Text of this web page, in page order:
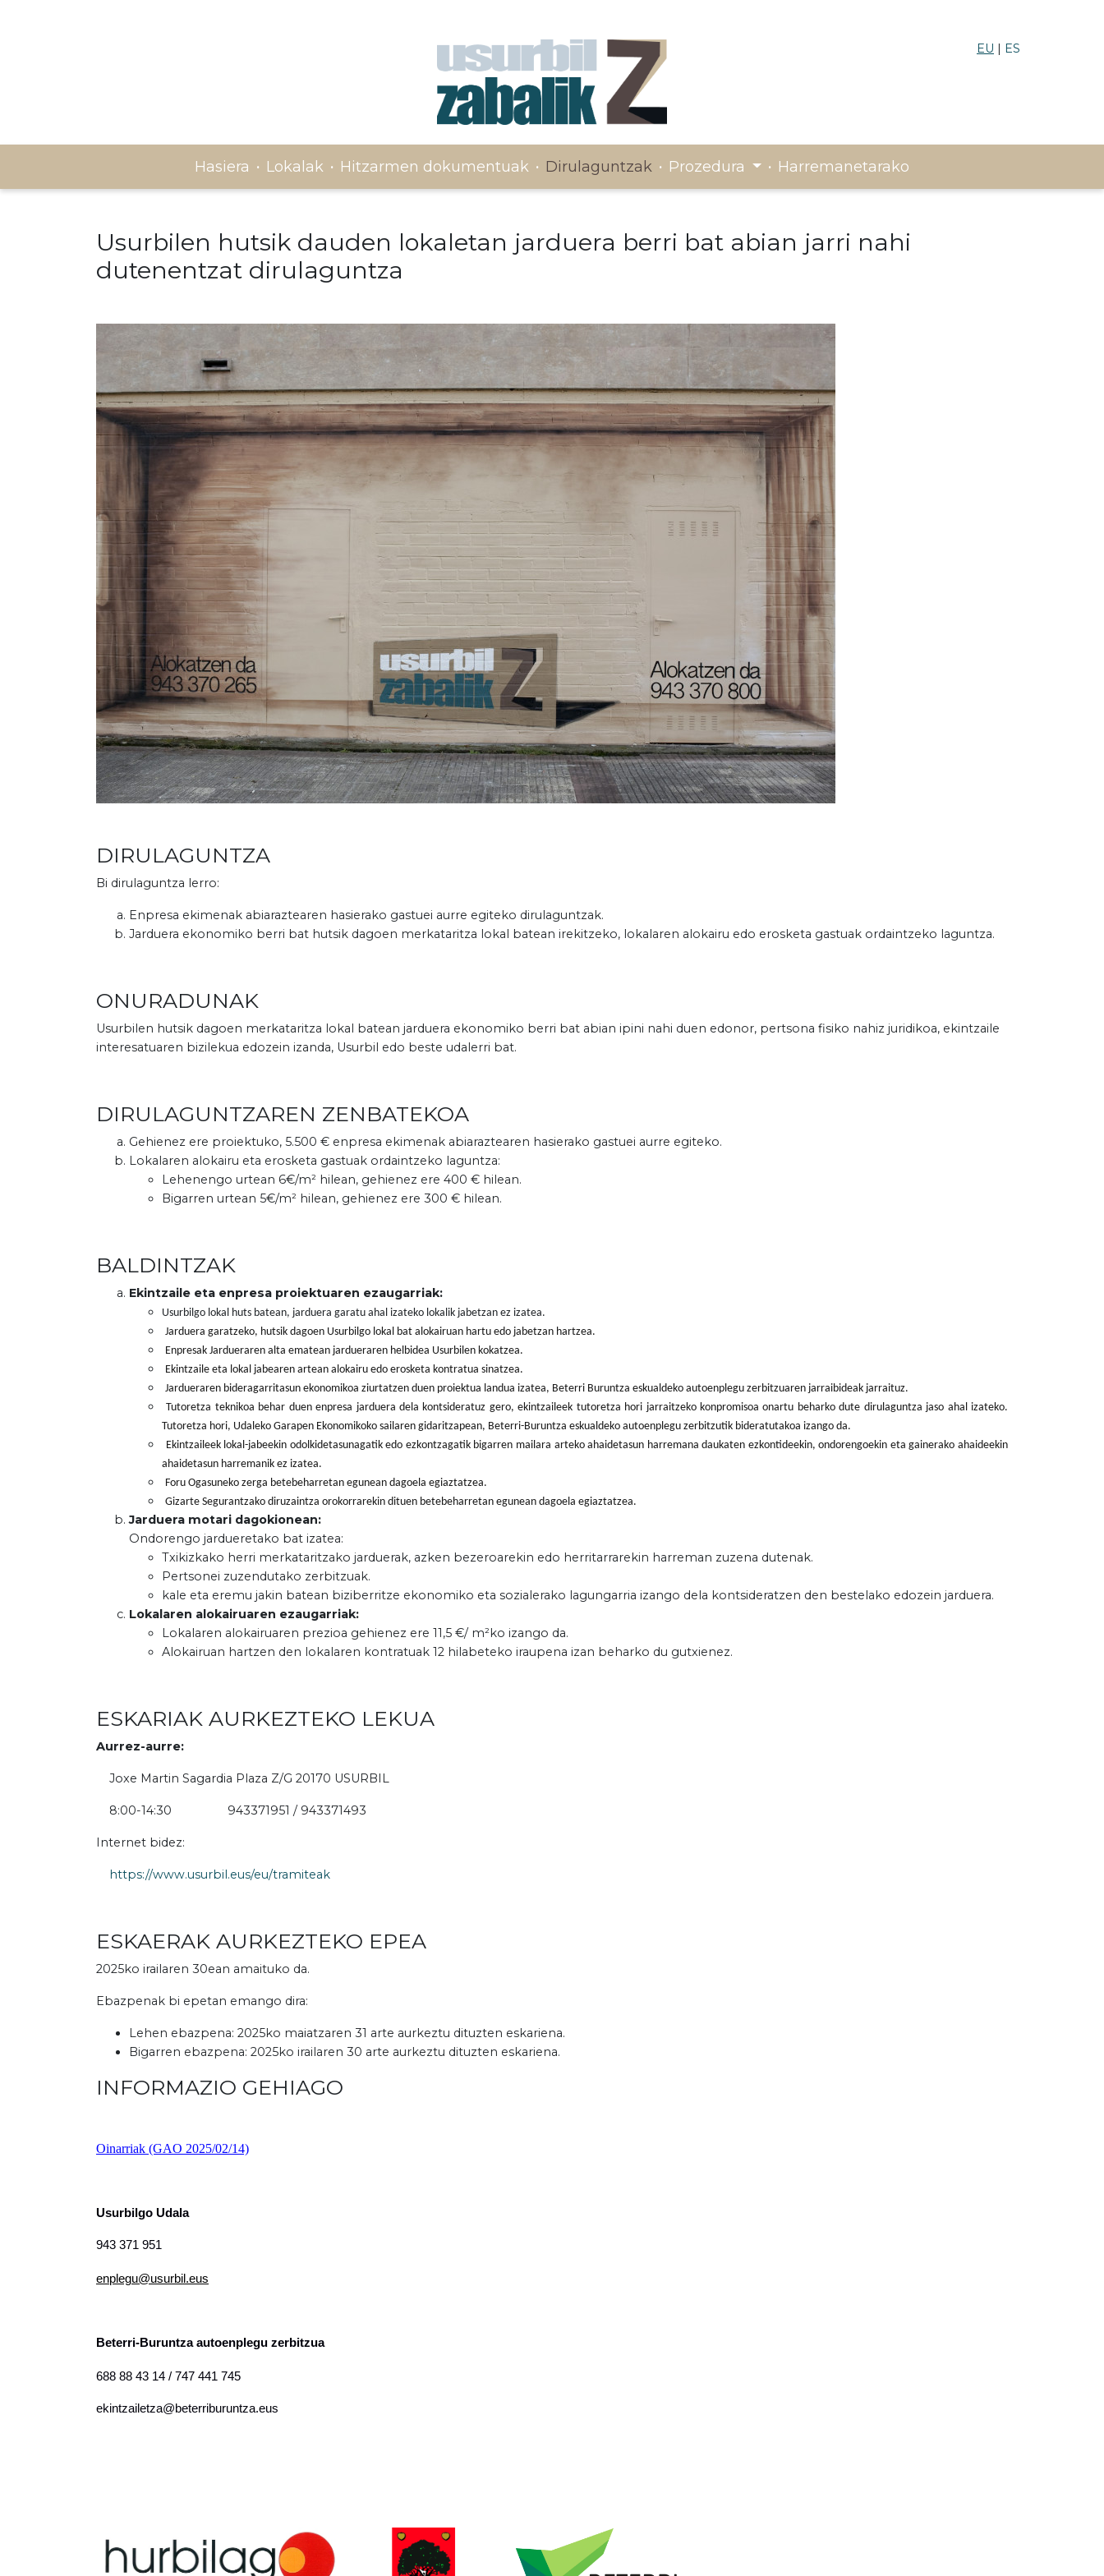
EU ES
Hasiera · Lokalak · Hitzarmen dokumentuak · Dirulaguntzak · Prozedura · Harremanetarako
Usurbilen hutsik dauden lokaletan jarduera berri bat abian jarri nahi
dutenentzat dirulaguntza
DIRULAGUNTZA
Bi dirulaguntza lerro:
Enpresa ekimenak abiaraztearen hasierako gastuei aurre egiteko dirulaguntzak.
Jarduera ekonomiko berri bat hutsik dagoen merkataritza lokal batean irekitzeko, lokalaren alokairu edo erosketa gastuak ordaintzeko laguntza.
ONURADUNAK
Usurbilen hutsik dagoen merkataritza lokal batean jarduera ekonomiko berri bat abian ipini nahi duen edonor, pertsona fisiko nahiz juridikoa, ekintzaile
interesatuaren bizilekua edozein izanda, Usurbil edo beste udalerri bat.
DIRULAGUNTZAREN ZENBATEKOA
Gehienez ere proiektuko, 5.500 € enpresa ekimenak abiaraztearen hasierako gastuei aurre egiteko.
Lokalaren alokairu eta erosketa gastuak ordaintzeko laguntza:
Lehenengo urtean 6€/m² hilean, gehienez ere 400 € hilean.
Bigarren urtean 5€/m² hilean, gehienez ere 300 € hilean.
BALDINTZAK
Ekintzaile eta enpresa proiektuaren ezaugarriak:
Usurbilgo lokal huts batean, jarduera garatu ahal izateko lokalik jabetzan ez izatea.
Jarduera garatzeko, hutsik dagoen Usurbilgo lokal bat alokairuan hartu edo jabetzan hartzea.
Enpresak Jardueraren alta ematean jardueraren helbidea Usurbilen kokatzea.
Ekintzaile eta lokal jabearen artean alokairu edo erosketa kontratua sinatzea.
Jardueraren bideragarritasun ekonomikoa ziurtatzen duen proiektua landua izatea, Beterri Buruntza eskualdeko autoenplegu zerbitzuaren jarraibideak jarraituz.
Tutoretza teknikoa behar duen enpresa jarduera dela kontsideratuz gero, ekintzaileek tutoretza hori jarraitzeko konpromisoa onartu beharko dute dirulaguntza jaso ahal izateko.
Tutoretza hori, Udaleko Garapen Ekonomikoko sailaren gidaritzapean, Beterri-Buruntza eskualdeko autoenplegu zerbitzutik bideratutakoa izango da.
Ekintzaileek lokal-jabeekin odolkidetasunagatik edo ezkontzagatik bigarren mailara arteko ahaidetasun harremana daukaten ezkontideekin, ondorengoekin eta gainerako ahaideekin
ahaidetasun harremanik ez izatea.
Foru Ogasuneko zerga betebeharretan egunean dagoela egiaztatzea.
Gizarte Segurantzako diruzaintza orokorrarekin dituen betebeharretan egunean dagoela egiaztatzea.
Jarduera motari dagokionean:
Ondorengo jardueretako bat izatea:
Txikizkako herri merkataritzako jarduerak, azken bezeroarekin edo herritarrarekin harreman zuzena dutenak.
Pertsonei zuzendutako zerbitzuak.
kale eta eremu jakin batean biziberritze ekonomiko eta sozialerako lagungarria izango dela kontsideratzen den bestelako edozein jarduera.
Lokalaren alokairuaren ezaugarriak:
Lokalaren alokairuaren prezioa gehienez ere 11,5 €/ m²ko izango da.
Alokairuan hartzen den lokalaren kontratuak 12 hilabeteko iraupena izan beharko du gutxienez.
ESKARIAK AURKEZTEKO LEKUA
Aurrez-aurre:
Joxe Martin Sagardia Plaza Z/G 20170 USURBIL
8:00-14:30 943371951 / 943371493
Internet bidez:
https://www.usurbil.eus/eu/tramiteak
ESKAERAK AURKEZTEKO EPEA
2025ko irailaren 30ean amaituko da.
Ebazpenak bi epetan emango dira:
Lehen ebazpena: 2025ko maiatzaren 31 arte aurkeztu dituzten eskariena.
Bigarren ebazpena: 2025ko irailaren 30 arte aurkeztu dituzten eskariena.
INFORMAZIO GEHIAGO
Oinarriak (GAO 2025/02/14)
Usurbilgo Udala
943 371 951
enplegu@usurbil.eus
Beterri-Buruntza autoenplegu zerbitzua
688 88 43 14 / 747 441 745
ekintzailetza@beterriburuntza.eus